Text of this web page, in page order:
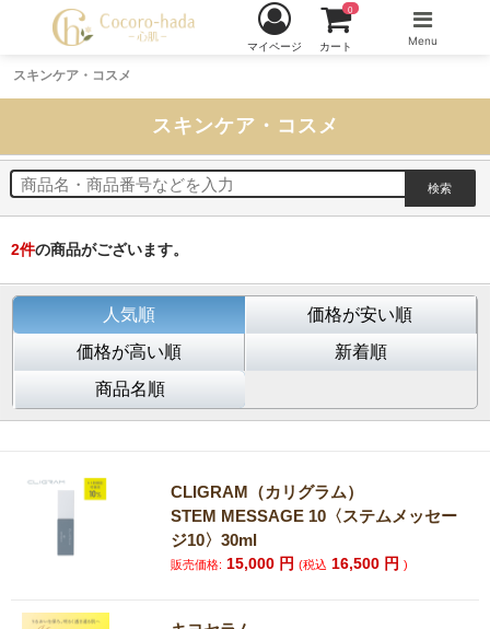
スキンケア・コスメ
マイページ カート
0
Menu
スキンケア・コスメ
2件の商品がございます。
人気順
価格が安い順
価格が高い順
新着順
商品名順
CLIGRAM（カリグラム）
STEM MESSAGE 10〈ステムメッセー
ジ10〉30ml
販売価格: 15,000 円(税込 16,500 円)